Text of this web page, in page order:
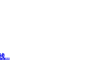
...